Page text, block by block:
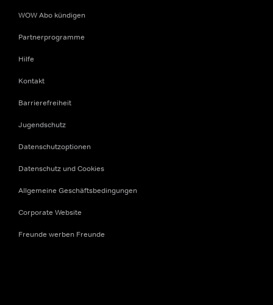
WOW Abo kündigen
Partnerprogramme
Hilfe
Kontakt
Barrierefreiheit
Jugendschutz
Datenschutzoptionen
Datenschutz und Cookies
Allgemeine Geschäftsbedingungen
Corporate Website
Freunde werben Freunde